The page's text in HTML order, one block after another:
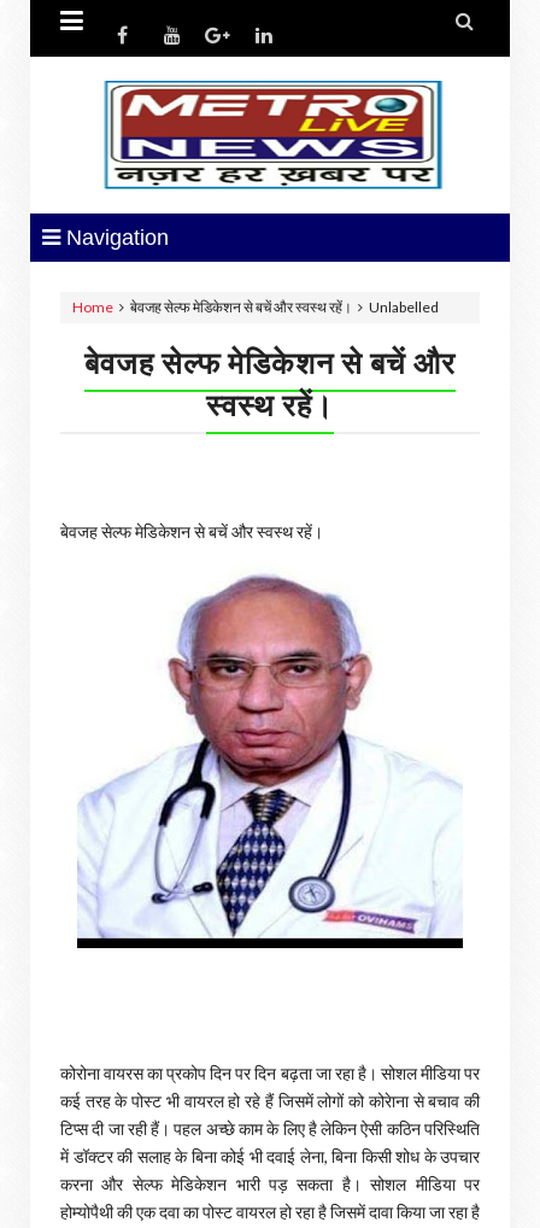
 
Navigation
Home Unlabelled
बेवजह सेल्फ मेडिकेशन से बचें और स्वस्थ रहें।
बेवजह सेल्फ मेडिकेशन से बचें और
स्वस्थ रहें।
बेवजह सेल्फ मेडिकेशन से बचें और स्वस्थ रहें।
कोरोना वायरस का प्रकोप दिन पर दिन बढ़ता जा रहा है। सोशल मीडिया पर
कई तरह के पोस्ट भी वायरल हो रहे हैं जिसमें लोगों को कोरेाना से बचाव की
टिप्स दी जा रही हैं। पहल अच्छे काम के लिए है लेकिन ऐसी कठिन परिस्थिति
में डॉक्टर की सलाह के बिना कोई भी दवाई लेना, बिना किसी शोध के उपचार
करना और सेल्फ मेडिकेशन भारी पड़ सकता है। सोशल मीडिया पर
होम्योपैथी की एक दवा का पोस्ट वायरल हो रहा है जिसमें दावा किया जा रहा है